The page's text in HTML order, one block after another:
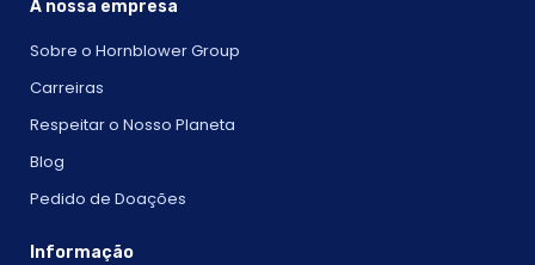
Experiências da Cidade
Experiências da Cidade Jantar de Férias Spirit Cruise -
Vem a Boston para a LCICon 23?
Cópia de - Boston Wedding Events
A nossa empresa
Sobre o Hornblower Group
Carreiras
Respeitar o Nosso Planeta
Blog
Pedido de Doações
Informação